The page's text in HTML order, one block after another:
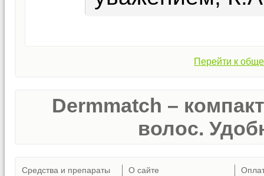
Перейти к
Dermmatch –
волос.
Средства и препараты
О сайте